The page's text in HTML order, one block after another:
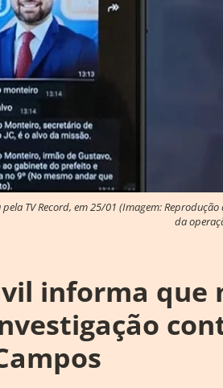
TV Record, em 25/01 (Imagem:
da
informa que